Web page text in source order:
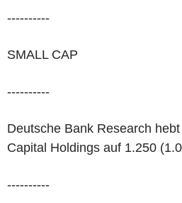
----------
SMALL CAP
----------
Deutsche Bank Research
Capital Holdings auf 1.250
----------